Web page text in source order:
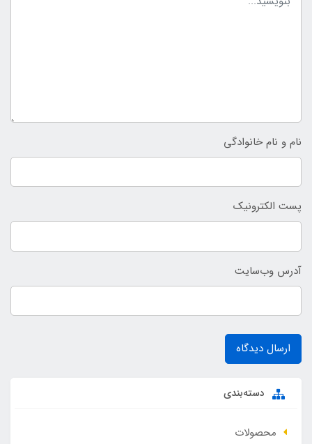
نام و نام خانوادگی
پست الکترونیک
آدرس وب‌سایت
ارسال دیدگاه
دسته‌بندی
محصولات